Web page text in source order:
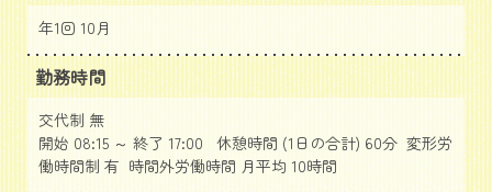
年1回 10月
勤務時間
交代制 無
開始 08:15 ～ 終了 17:00 休憩時間 (1日の合計) 60分 変形労
働時間制 有 時間外労働時間 月平均 10時間